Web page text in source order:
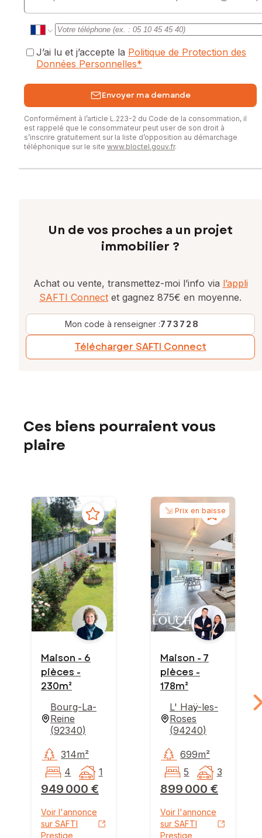
J’ai lu et j’accepte la Politique de Protection des
Données Personnelles*
Envoyer ma demande
Conformément à l’article L.223-2 du Code de la consommation, il
est rappelé que le consommateur peut user de son droit à
s’inscrire gratuitement sur la liste d’opposition au démarchage
téléphonique sur le site www.bloctel.gouv.fr.
Un de vos proches a un projet
immobilier ?
Achat ou vente, transmettez-moi l’info via l’appli
SAFTI Connect et gagnez 875€ en moyenne.
Mon code à renseigner :773728
Télécharger SAFTI Connect
Ces biens pourraient vous
plaire
Maison - 6
pièces -
230m²
Bourg-La-
Reine
(92340)
949 000 €
314m²
4
1
Voir l'annonce
sur SAFTI
Prestige
Prix en baisse
Maison - 7
pièces -
178m²
L' Haÿ-les-
Roses
(94240)
899 000 €
699m²
5
3
Voir l'annonce
sur SAFTI
Prestige